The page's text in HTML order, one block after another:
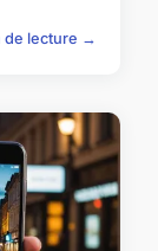
de lecture →